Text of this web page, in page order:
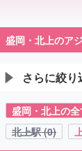
盛岡・北上のア
さらに絞り
盛岡・北上の
北上駅 (0)